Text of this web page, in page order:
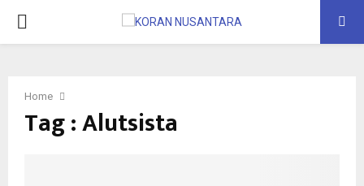
PRIMARY
Home
Tag : Alutsista